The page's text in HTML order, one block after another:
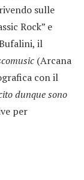
sulle
Rock” e
il
(Arcana
con il
dunque sono
per